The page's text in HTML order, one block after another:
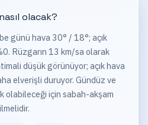
olacak?
günü hava 30° / 18°; açık
Rüzgarın 13 km/sa olarak
düşük görünüyor; açık hava
elverişli duruyor. Gündüz ve
olabileceği için sabah-akşam